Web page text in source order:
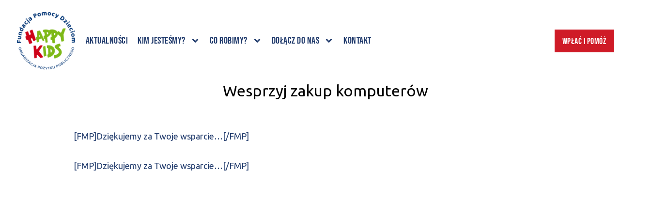
Aktualności Kim jesteśmy? Co robimy? Dołącz do nas Kontakt Wpłać i pomóż
Wesprzyj zakup komputerów
[FMP]Dziękujemy za Twoje wsparcie…[/FMP]
[FMP]Dziękujemy za Twoje wsparcie…[/FMP]